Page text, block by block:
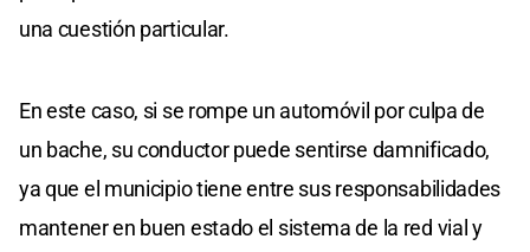
una cuestión particular.
En este caso, si se rompe un automóvil por culpa de
un bache, su conductor puede sentirse damnificado,
ya que el municipio tiene entre sus responsabilidades
mantener en buen estado el sistema de la red vial y